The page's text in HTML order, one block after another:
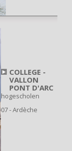
COLLEGE -
VALLON
PONT D'ARC
hogescholen
07 - Ardèche